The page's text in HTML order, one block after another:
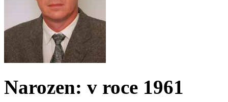
Narozen: v roce 1961